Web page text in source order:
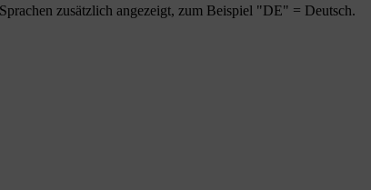
zusätzlich angezeigt, zum Beispiel "DE" = Deutsch.